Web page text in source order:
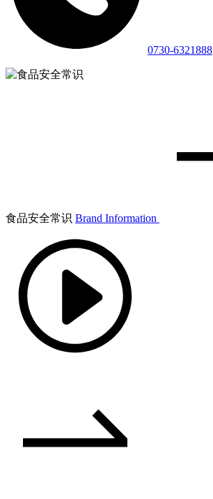
0730-6321888
食品安全常识 Brand Information